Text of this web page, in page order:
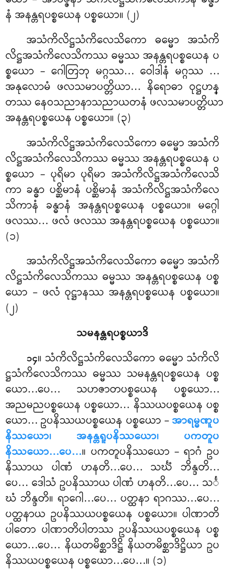
နံ အနန္တရပစ္စယေန ပစ္စယော။ (၂)
အသံကိလိဋ္ဌသံကိလေသိကော ဓမ္မော အသံကိ
လိဋ္ဌအသံကိလေသိကဿ ဓမ္မဿ အနန္တရပစ္စယေန ပ
စ္စယော – ဂေါတြဘု မဂ္ဂဿ… ဝေါဒါနံ မဂ္ဂဿ …
အနုလောမံ ဖလသမာပတ္တိယာ… နိရောဓာ ဝုဋ္ဌဟန္
တဿ နေဝသညာနာသညာယတနံ ဖလသမာပတ္တိယာ
အနန္တရပစ္စယေန ပစ္စယော။ (၃)
အသံကိလိဋ္ဌအသံကိလေသိကော ဓမ္မော အသံကိ
လိဋ္ဌအသံကိလေသိကဿ ဓမ္မဿ အနန္တရပစ္စယေန ပ
စ္စယော – ပုရိမာ ပုရိမာ အသံကိလိဋ္ဌအသံကိလေသိ
ကာ ခန္ဓာ ပစ္ဆိမာနံ ပစ္ဆိမာနံ အသံကိလိဋ္ဌအသံကိလေ
သိကာနံ ခန္ဓာနံ အနန္တရပစ္စယေန ပစ္စယော။ မဂ္ဂေါ
ဖလဿ… ဖလံ ဖလဿ အနန္တရပစ္စယေန ပစ္စယော။
(၁)
အသံကိလိဋ္ဌအသံကိလေသိကော ဓမ္မော အသံကိ
လိဋ္ဌသံကိလေသိကဿ ဓမ္မဿ အနန္တရပစ္စယေန ပစ္စ
ယော – ဖလံ ဝုဋ္ဌာနဿ အနန္တရပစ္စယေန ပစ္စယော။
(၂)
သမနန္တရပစ္စယာဒိ
၁၄။ သံကိလိဋ္ဌသံကိလေသိကော ဓမ္မော သံကိလိ
ဋ္ဌသံကိလေသိကဿ ဓမ္မဿ သမနန္တရပစ္စယေန ပစ္စ
ယော…ပေ… သဟဇာတပစ္စယေန ပစ္စယော…
အညမညပစ္စယေန ပစ္စယော… နိဿယပစ္စယေန ပစ္စ
ယော… ဥပနိဿယပစ္စယေန ပစ္စယော –အာရမ္မဏူပ
နိဿယော၊ အနန္တရူပနိဿယော၊ ပကတူပ
နိဿယော…ပေ…။ ပကတူပနိဿယော – ရာဂံ ဥပ
နိဿာယ ပါဏံ ဟနတိ…ပေ… သင်္ဃံ ဘိန္ဒတိ…
ပေ… ဒေါသံ ဥပနိဿာယ ပါဏံ ဟနတိ…ပေ… သင်္
ဃံ ဘိန္ဒတိ။ ရာဂေါ…ပေ… ပတ္ထနာ ရာဂဿ…ပေ…
ပတ္ထနာယ ဥပနိဿယပစ္စယေန ပစ္စယော။ ပါဏာတိ
ပါတော ပါဏာတိပါတဿ ဥပနိဿယပစ္စယေန ပစ္စ
ယော…ပေ… နိယတမိစ္ဆာဒိဋ္ဌိ နိယတမိစ္ဆာဒိဋ္ဌိယာ ဥပ
နိဿယပစ္စယေန ပစ္စယော…ပေ…။ (၁)